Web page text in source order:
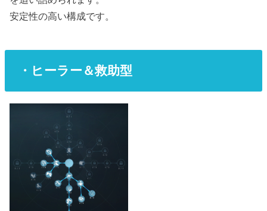
安定性の高い構成です。
・ヒーラー＆救助型